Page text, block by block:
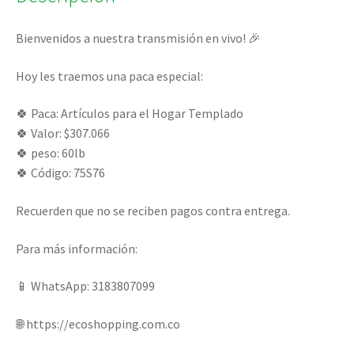
Bienvenidos a nuestra transmisión en vivo! 🎉
Hoy les traemos una paca especial:
🍀 Paca: Artículos para el Hogar Templado
🍀 Valor: $307.066
🍀 peso: 60lb
🍀 Código: 75S76
Recuerden que no se reciben pagos contra entrega.
Para más información:
📱 WhatsApp: 3183807099
🌐 https://ecoshopping.com.co